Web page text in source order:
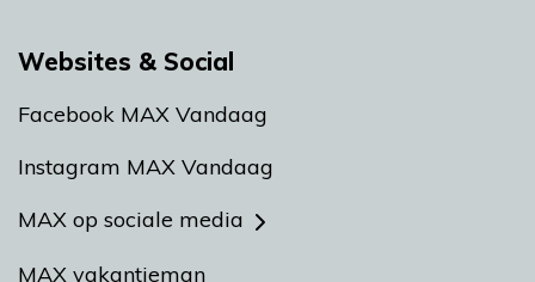
Websites & Social
Facebook MAX Vandaag
Instagram MAX Vandaag
MAX op sociale media
MAX vakantieman